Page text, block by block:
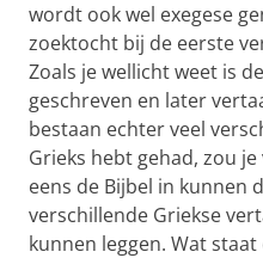
wordt ook wel exegese
zoektocht bij de eerste
Zoals je wellicht weet is
geschreven en later
bestaan echter veel
Grieks hebt gehad, zou
eens de Bijbel in kunnen
verschillende Griekse
kunnen leggen. Wat